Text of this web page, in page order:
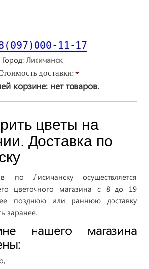
11-17
Город
доставки:
корзине: нет товаров.
цветы на
Доставка по
по Лисичанску осуществляется
цветочного магазина с 8 до 19
позднюю или раннюю доставку
заранее.
нашего магазина